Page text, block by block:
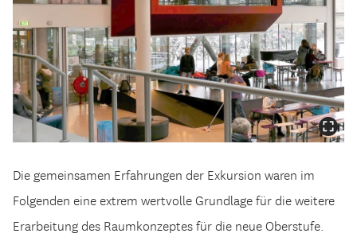
Die gemeinsamen Erfahrungen der Exkursion waren im
Folgenden eine extrem wertvolle Grundlage für die weitere
Erarbeitung des Raumkonzeptes für die neue Oberstufe.